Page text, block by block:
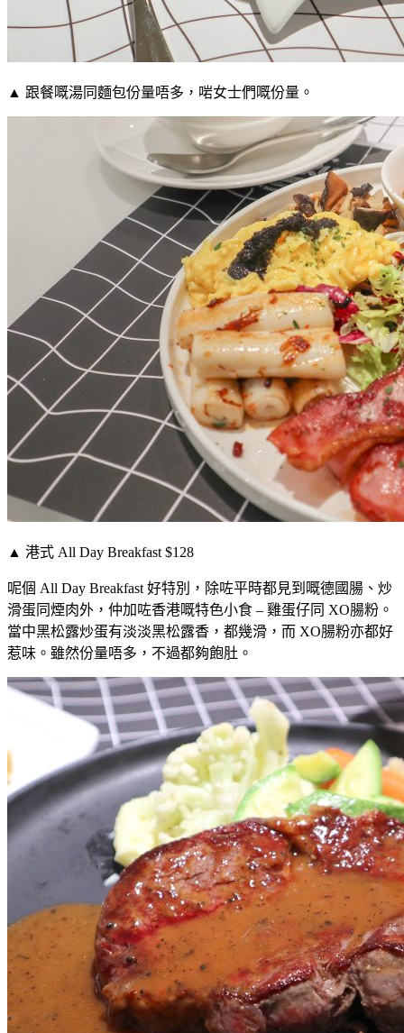
▲ 跟餐嘅湯同麵包份量唔多，啱女士們嘅份量。
▲ 港式 All Day Breakfast $128
呢個 All Day Breakfast 好特別，除咗平時都見到嘅德國腸、炒
滑蛋同煙肉外，仲加咗香港嘅特色小食 – 雞蛋仔同 XO腸粉。
當中黑松露炒蛋有淡淡黑松露香，都幾滑，而 XO腸粉亦都好
惹味。雖然份量唔多，不過都夠飽肚。